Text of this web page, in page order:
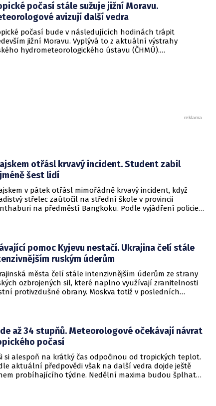
počasí stále sužuje jižní Moravu.
avizují další vedra
počasí bude v následujících hodinách trápit
jižní Moravu. Vyplývá to z aktuální výstrahy
hydrometeorologického ústavu (ČHMÚ).
otřásl krvavý incident. Student zabil
šest lidí
v pátek otřásl mimořádně krvavý incident, když
střelec zaútočil na střední škole v provincii
na předměstí Bangkoku. Podle vyjádření policie
pomoc Kyjevu nestačí. Ukrajina čelí stále
ruským úderům
města čelí stále intenzivnějším úderům ze strany
ozbrojených sil, které naplno využívají zranitelnosti
protivzdušné obrany. Moskva totiž v posledních
dává jen pramalou šanci se včas ukrýt.
až 34 stupňů. Meteorologové očekávají návrat
počasí
si alespoň na krátký čas odpočinou od tropických teplot.
aktuální předpovědi však na další vedra dojde ještě
probíhajícího týdne. Nedělní maxima budou šplhat